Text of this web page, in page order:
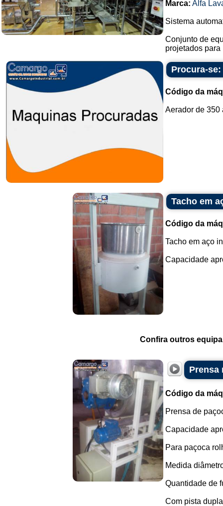
Marca: Alfa
Sistema
Conjunto de
projetados
Procura-se:
Código da
Aerador de 350
Tacho em
Código da
Tacho em aço
Capacidade
Confira outros
Prensa
Código da
Prensa de
Capacidade
Para paçoca
Medida
Quantidade de
Com pista